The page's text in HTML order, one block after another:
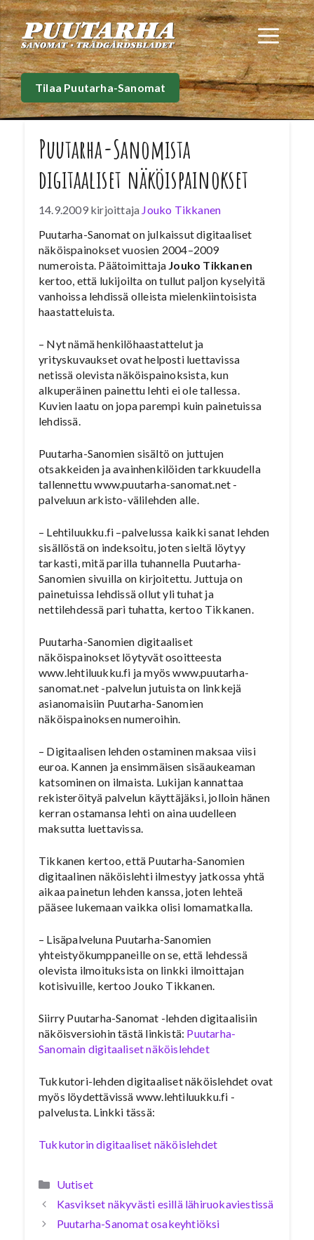
Siirry
sisältöön
Tilaa Puutarha-Sanomat
Puutarha-Sanomista
digitaaliset näköispainokset
14.9.2009 kirjoittaja Jouko Tikkanen
Puutarha-Sanomat on julkaissut digitaaliset
näköispainokset vuosien 2004–2009
numeroista. Päätoimittaja Jouko Tikkanen
kertoo, että lukijoilta on tullut paljon kyselyitä
vanhoissa lehdissä olleista mielenkiintoisista
haastatteluista.
– Nyt nämä henkilöhaastattelut ja
yrityskuvaukset ovat helposti luettavissa
netissä olevista näköispainoksista, kun
alkuperäinen painettu lehti ei ole tallessa.
Kuvien laatu on jopa parempi kuin painetuissa
lehdissä.
Puutarha-Sanomien sisältö on juttujen
otsakkeiden ja avainhenkilöiden tarkkuudella
tallennettu www.puutarha-sanomat.net -
palveluun arkisto-välilehden alle.
– Lehtiluukku.fi –palvelussa kaikki sanat lehden
sisällöstä on indeksoitu, joten sieltä löytyy
tarkasti, mitä parilla tuhannella Puutarha-
Sanomien sivuilla on kirjoitettu. Juttuja on
painetuissa lehdissä ollut yli tuhat ja
nettilehdessä pari tuhatta, kertoo Tikkanen.
Puutarha-Sanomien digitaaliset
näköispainokset löytyvät osoitteesta
www.lehtiluukku.fi ja myös www.puutarha-
sanomat.net -palvelun jutuista on linkkejä
asianomaisiin Puutarha-Sanomien
näköispainoksen numeroihin.
– Digitaalisen lehden ostaminen maksaa viisi
euroa. Kannen ja ensimmäisen sisäaukeaman
katsominen on ilmaista. Lukijan kannattaa
rekisteröityä palvelun käyttäjäksi, jolloin hänen
kerran ostamansa lehti on aina uudelleen
maksutta luettavissa.
Tikkanen kertoo, että Puutarha-Sanomien
digitaalinen näköislehti ilmestyy jatkossa yhtä
aikaa painetun lehden kanssa, joten lehteä
pääsee lukemaan vaikka olisi lomamatkalla.
– Lisäpalveluna Puutarha-Sanomien
yhteistyökumppaneille on se, että lehdessä
olevista ilmoituksista on linkki ilmoittajan
kotisivuille, kertoo Jouko Tikkanen.
Siirry Puutarha-Sanomat -lehden digitaalisiin
näköisversiohin tästä linkistä: Puutarha-
Sanomain digitaaliset näköislehdet
Tukkutori-lehden digitaaliset näköislehdet ovat
myös löydettävissä www.lehtiluukku.fi -
palvelusta. Linkki tässä:
Tukkutorin digitaaliset näköislehdet
Kategoriat
Uutiset
Kasvikset näkyvästi esillä lähiruokaviestissä
Puutarha-Sanomat osakeyhtiöksi